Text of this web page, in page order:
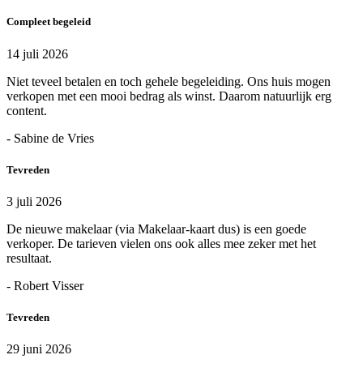
Compleet begeleid
14 juli 2026
Niet teveel betalen en toch gehele begeleiding. Ons huis mogen
verkopen met een mooi bedrag als winst. Daarom natuurlijk erg
content.
- Sabine de Vries
Tevreden
3 juli 2026
De nieuwe makelaar (via Makelaar-kaart dus) is een goede
verkoper. De tarieven vielen ons ook alles mee zeker met het
resultaat.
- Robert Visser
Tevreden
29 juni 2026